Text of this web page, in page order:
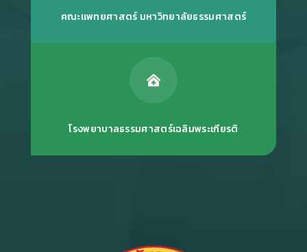
คณะแพทยศาสตร์ มหาวิทยาลัยธรรมศาสตร์

โรงพยาบาลธรรมศาสตร์เฉลิมพระเกียรติ